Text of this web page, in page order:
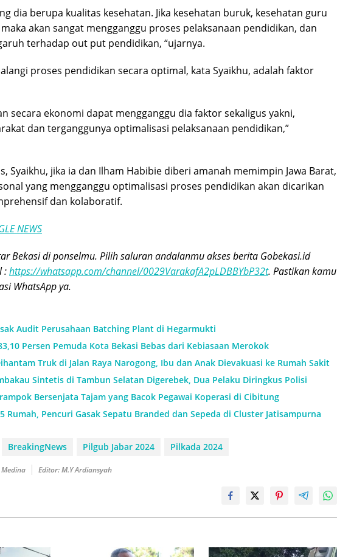
dia berupa kualitas kesehatan. Jika kesehatan buruk, kesehatan guru
akan sangat mengganggu proses pelaksanaan pendidikan, dan
terhadap out put pendidikan, “ujarnya.
proses pendidikan secara optimal, kata Syaikhu, adalah faktor
secara ekonomi dapat mengganggu dia faktor sekaligus yakni,
dan terganggunya optimalisasi pelaksanaan pendidikan,”
Syaikhu, jika ia dan Ilham Habibie diberi amanah memimpin Jawa Barat,
yang mengganggu optimalisasi proses pendidikan akan dicarikan
dan kolaboratif.
NEWS
Bekasi di ponselmu. Pilih saluran andalanmu akses berita Gobekasi.id
:https://whatsapp.com/channel/0029VarakafA2pLDBBYbP32t. Pastikan kamu
WhatsApp ya.
Audit Perusahaan Batching Plant di Hegarmukti
Persen Pemuda Kota Bekasi Bebas dari Kebiasaan Merokok
Truk di Jalan Raya Narogong, Ibu dan Anak Dievakuasi ke Rumah Sakit
Sintetis di Tambun Selatan Digerebek, Dua Pelaku Diringkus Polisi
Bersenjata Tajam yang Bacok Pegawai Koperasi di Cibitung
Rumah, Pencuri Gasak Sepatu Branded dan Sepeda di Cluster Jatisampurna
BreakingNews Pilgub Jabar 2024 Pilkada 2024
Editor: M.Y Ardiansyah